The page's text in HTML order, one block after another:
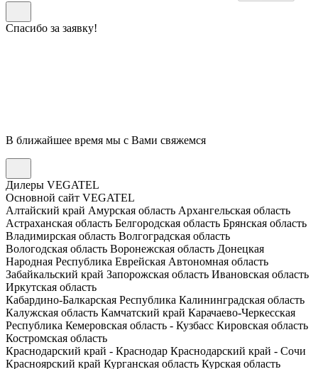
Спасибо за заявку!
В ближайшее время мы с Вами свяжемся
Дилеры VEGATEL
Основной сайт VEGATEL
Алтайский край Амурская область Архангельская область
Астраханская область Белгородская область Брянская область
Владимирская область Волгоградская область
Вологодская область Воронежская область Донецкая
Народная Республика Еврейская Автономная область
Забайкальский край Запорожская область Ивановская область
Иркутская область
Кабардино-Балкарская Республика Калининградская область
Калужская область Камчатский край Карачаево-Черкесская
Республика Кемеровская область - Кузбасс Кировская область
Костромская область
Краснодарский край - Краснодар Краснодарский край - Сочи
Красноярский край Курганская область Курская область